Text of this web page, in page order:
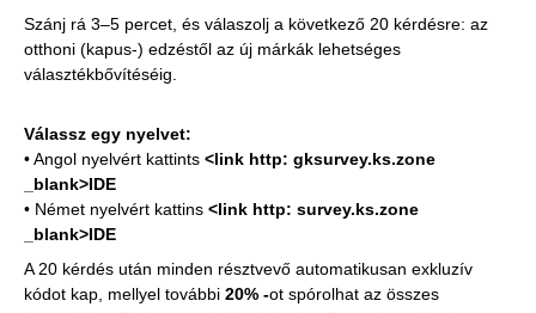
Szánj rá 3–5 percet, és válaszolj a következő 20 kérdésre: az
otthoni (kapus-) edzéstől az új márkák lehetséges
választékbővítéséig.
Válassz egy nyelvet:
• Angol nyelvért kattints <link http: gksurvey.ks.zone
_blank>IDE
• Német nyelvért kattins <link http: survey.ks.zone
_blank>IDE
A 20 kérdés után minden résztvevő automatikusan exkluzív
kódot kap, mellyel további 20% -ot spórolhat az összes